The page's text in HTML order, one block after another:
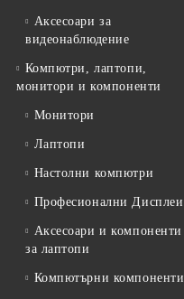
Аксесоари за
видеонаблюдение
Компютри, лаптопи,
монитори и компоненти
Монитори
Лаптопи
Настолни компютри
Професионални Дисплеи
Аксесоари и компоненти
за лаптопи
Компютърни компоненти